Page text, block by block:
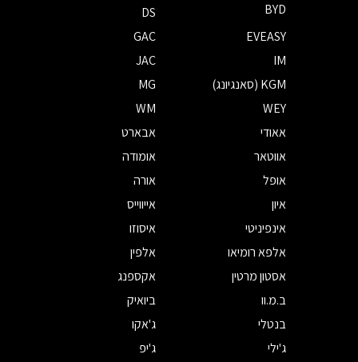
BYD
DS
EVEASY
GAC
IM
JAC
KGM (סאנגיונג)
MG
WEY
WM
אאודי
אבארט
אווטאר
אומודה
אופל
אורה
איון
אייווייס
אינפיניטי
איסוזו
אלפא רומיאו
אלפין
אסטון מרטין
אקספנג
ב.מ.וו
ביואיק
בנטלי
ג'אקו
ג'ילי
ג'יפ